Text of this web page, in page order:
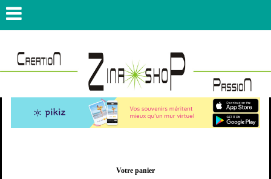
Votre panier